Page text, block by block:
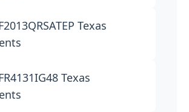
Texas
Texas